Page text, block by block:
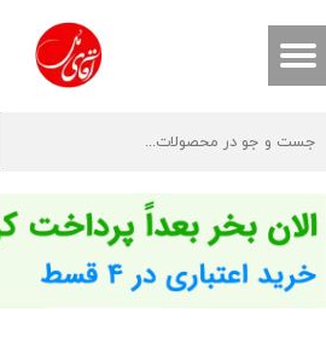
حساب کاربری من
خروج از حساب کاربری